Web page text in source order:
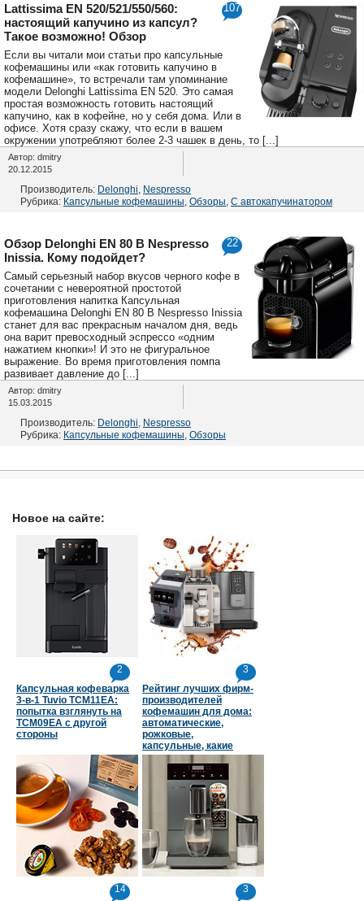
107
Lattissima EN 520/521/550/560:
настоящий капучино из капсул?
Такое возможно! Обзор
Если вы читали мои статьи про капсульные
кофемашины или «как готовить капучино в
кофемашине», то встречали там упоминание
модели Delonghi Lattissima EN 520. Это самая
простая возможность готовить настоящий
капучино, как в кофейне, но у себя дома. Или в
офисе. Хотя сразу скажу, что если в вашем
окружении употребляют более 2-3 чашек в день, то [...]
Автор: dmitry
20.12.2015
Производитель: Delonghi Nespresso
Рубрика: Капсульные кофемашины Обзоры С автокапучинатором
22
Обзор Delonghi EN 80 B Nespresso
Inissia. Кому подойдет?
Самый серьезный набор вкусов черного кофе в
сочетании с невероятной простотой
приготовления напитка Капсульная
кофемашина Delonghi EN 80 B Nespresso Inissia
станет для вас прекрасным началом дня, ведь
она варит превосходный эспрессо «одним
нажатием кнопки»! И это не фигуральное
выражение. Во время приготовления помпа
развивает давление до [...]
Автор: dmitry
15.03.2015
Производитель: Delonghi Nespresso
Рубрика: Капсульные кофемашины Обзоры
Новое на сайте:
2
Капсульная кофеварка
3-в-1 Tuvio TCM11EA:
попытка взглянуть на
TCM09EA с другой
стороны
3
Рейтинг лучших фирм-
производителей
кофемашин для дома:
автоматические,
рожковые,
капсульные, какие
страны в топе
14
3